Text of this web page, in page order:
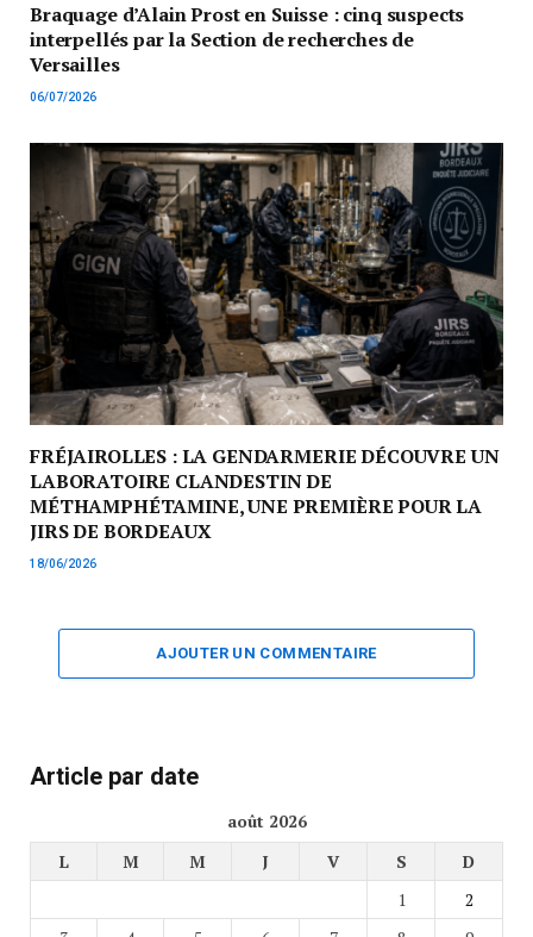
Braquage d’Alain Prost en Suisse : cinq suspects
interpellés par la Section de recherches de
Versailles
06/07/2026
FRÉJAIROLLES : LA GENDARMERIE DÉCOUVRE UN
LABORATOIRE CLANDESTIN DE
MÉTHAMPHÉTAMINE, UNE PREMIÈRE POUR LA
JIRS DE BORDEAUX
18/06/2026
AJOUTER UN COMMENTAIRE
Article par date
août 2026
L
M M J V S
D
1
2